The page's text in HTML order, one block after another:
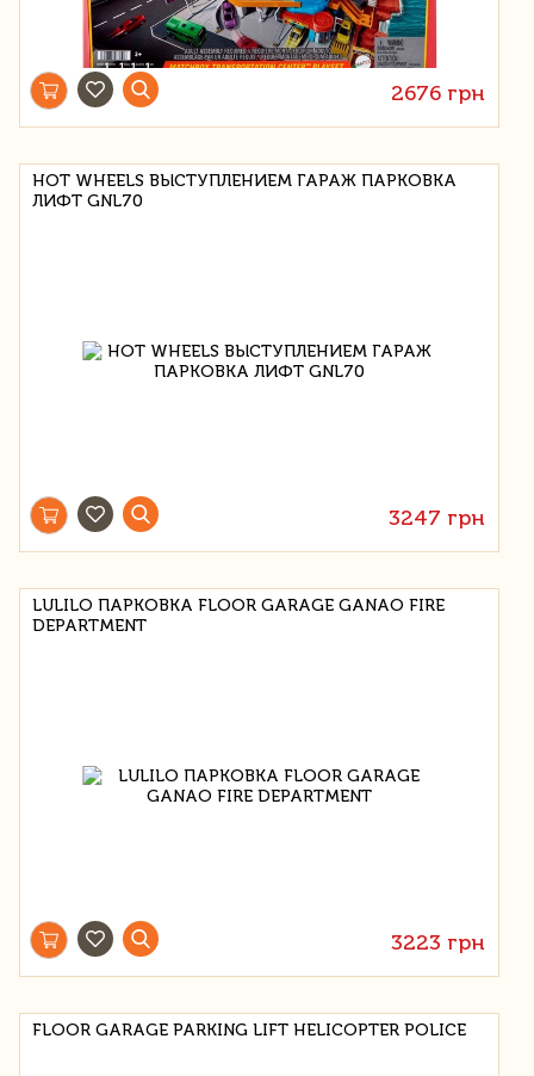
2676 грн
HOT WHEELS ВЫСТУПЛЕНИЕМ ГАРАЖ ПАРКОВКА
ЛИФТ GNL70
3247 грн
LULILO ПАРКОВКА FLOOR GARAGE GANAO FIRE
DEPARTMENT
3223 грн
FLOOR GARAGE PARKING LIFT HELICOPTER POLICE